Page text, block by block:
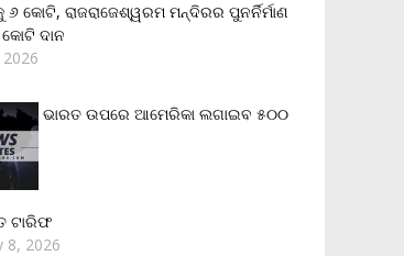
କୋଟି, ରାଜରାଜେଶ୍ୱରମ ମନ୍ଦିରର ପୁନର୍ନିର୍ମାଣ
କୋଟି ଦାନ
ଭାରତ ଉପରେ ଆମେରିକା ଲଗାଇବ ୫୦୦
ଟାରିଫ
8, 2026